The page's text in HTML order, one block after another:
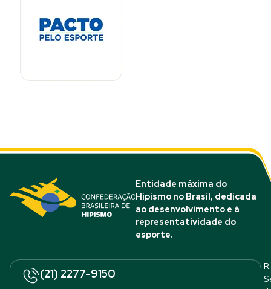
Entidade máxima do
Hipismo no Brasil, dedicada
ao desenvolvimento e à
representatividade do
esporte.
(21) 2277-9150
R.